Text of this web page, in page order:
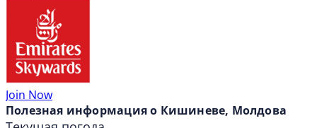
Join Now
Полезная информация о Кишиневе, Молдова